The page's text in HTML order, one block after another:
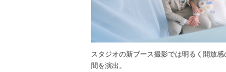
スタジオの新ブース撮影では明るく開放感
間を演出。